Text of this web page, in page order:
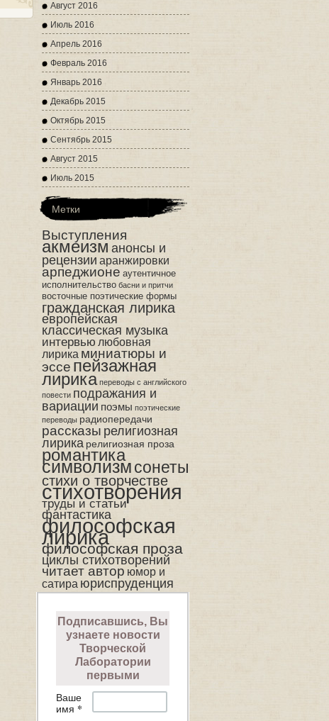
Август 2016
Июль 2016
Апрель 2016
Февраль 2016
Январь 2016
Декабрь 2015
Октябрь 2015
Сентябрь 2015
Август 2015
Июль 2015
Метки
Выступления
акмеизм анонсы и
рецензии аранжировки
арпеджионе аутентичное
исполнительство басни и притчи
восточные поэтические формы
гражданская лирика
европейская
классическая музыка
интервью любовная
лирика миниатюры и
эссе пейзажная
лирика переводы с английского
повести подражания и
вариации поэмы поэтические
переводы радиопередачи
рассказы религиозная
лирика религиозная проза
романтика
символизмсонеты
стихи о творчестве
стихотворения
труды и статьи
фантастика
философская
лирика
философская проза
циклы стихотворений
читает автор юмор и
сатира юриспруденция
Подписавшись, Вы
узнаете новости
Творческой
Лаборатории
первыми
Ваше
имя *